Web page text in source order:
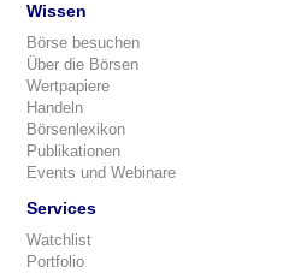
Wissen
Börse besuchen
Über die Börsen
Wertpapiere
Handeln
Börsenlexikon
Publikationen
Events und Webinare
Services
Watchlist
Portfolio